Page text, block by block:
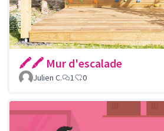
🖍🖍 Mur d'escalade
Julien C. 1 0